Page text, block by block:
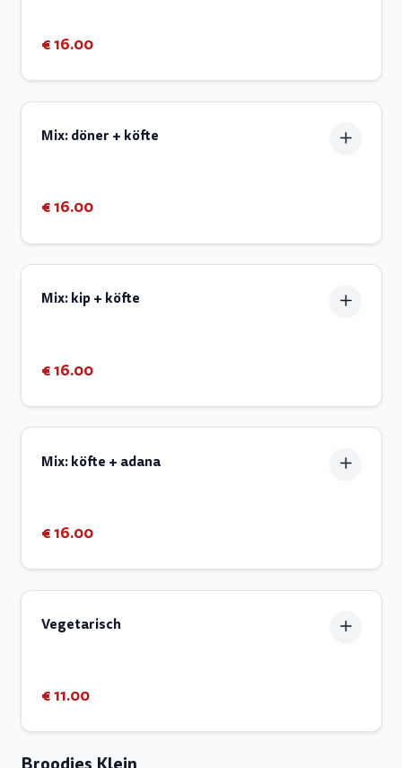
€ 16.00
Mix: döner + köfte
€ 16.00
Mix: kip + köfte
€ 16.00
Mix: köfte + adana
€ 16.00
Vegetarisch
€ 11.00